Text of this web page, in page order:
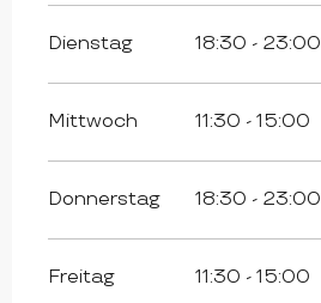
Dienstag 18:30 - 23:00
Mittwoch 11:30 - 15:00
Donnerstag 18:30 - 23:00
Freitag 11:30 - 15:00